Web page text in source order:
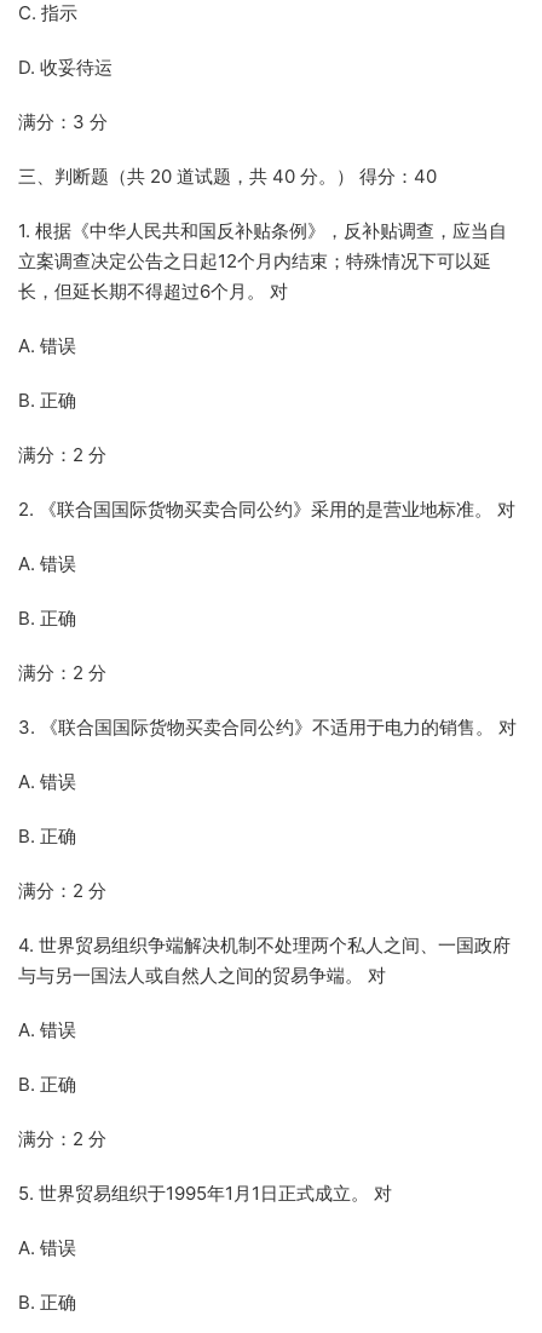
C. 指示
D. 收妥待运
满分：3 分
三、判断题（共 20 道试题，共 40 分。） 得分：40
1. 根据《中华人民共和国反补贴条例》，反补贴调查，应当自
立案调查决定公告之日起12个月内结束；特殊情况下可以延
长，但延长期不得超过6个月。 对
A. 错误
B. 正确
满分：2 分
2. 《联合国国际货物买卖合同公约》采用的是营业地标准。 对
A. 错误
B. 正确
满分：2 分
3. 《联合国国际货物买卖合同公约》不适用于电力的销售。 对
A. 错误
B. 正确
满分：2 分
4. 世界贸易组织争端解决机制不处理两个私人之间、一国政府
与与另一国法人或自然人之间的贸易争端。 对
A. 错误
B. 正确
满分：2 分
5. 世界贸易组织于1995年1月1日正式成立。 对
A. 错误
B. 正确